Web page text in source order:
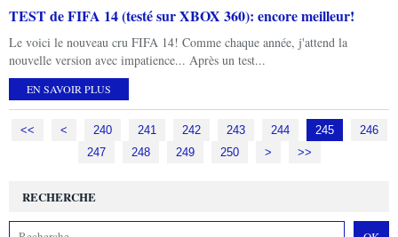
TEST de FIFA 14 (testé sur XBOX 360): encore meilleur!
Le voici le nouveau cru FIFA 14! Comme chaque année, j'attend la
nouvelle version avec impatience... Après un test...
EN SAVOIR PLUS
<< < 200
210
220
230
240 241 242 243 244 245
246
247
248 249 250 > >>
RECHERCHE